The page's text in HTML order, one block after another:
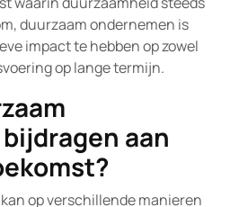
duurzaam ondernemen is
impact te hebben op zowel
op lange termijn.
aan
op verschillende manieren